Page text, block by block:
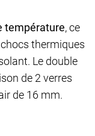
température, ce
thermiques
Le double
de 2 verres
de 16 mm.